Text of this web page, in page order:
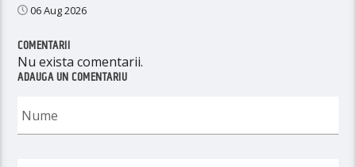
06 Aug 2026
COMENTARII
Nu exista comentarii.
ADAUGA UN COMENTARIU